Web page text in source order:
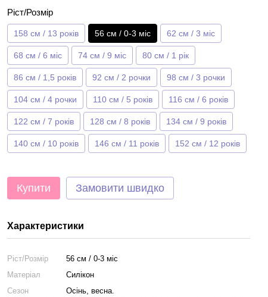
Ріст/Розмір
158 см / 13 років 56 см / 0-3 міс 62 см / 3 міс
68 см / 6 міс 74 см / 9 міс 80 см / 1 рік
86 см / 1,5 років 92 см / 2 рочки 98 см / 3 рочки
104 см / 4 рочки 110 см / 5 років 116 см / 6 років
122 см / 7 років 128 см / 8 років 134 см / 9 років
140 см / 10 років 146 см / 11 років 152 см / 12 років
Купити Замовити швидко
Характеристики
Ріст/Розмір
56 см / 0-3 міс
Матеріал
Силікон
Сезон
Осінь, весна.